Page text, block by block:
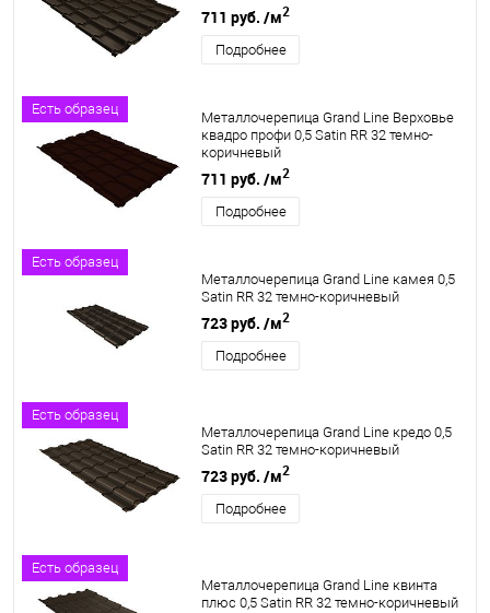
711 руб. /м2
Подробнее
Есть образец
Металлочерепица Grand Line Верховье
квадро профи 0,5 Satin RR 32 темно-
коричневый
711 руб. /м2
Подробнее
Есть образец
Металлочерепица Grand Line камея 0,5
Satin RR 32 темно-коричневый
723 руб. /м2
Подробнее
Есть образец
Металлочерепица Grand Line кредо 0,5
Satin RR 32 темно-коричневый
723 руб. /м2
Подробнее
Есть образец
Металлочерепица Grand Line квинта
плюс 0,5 Satin RR 32 темно-коричневый